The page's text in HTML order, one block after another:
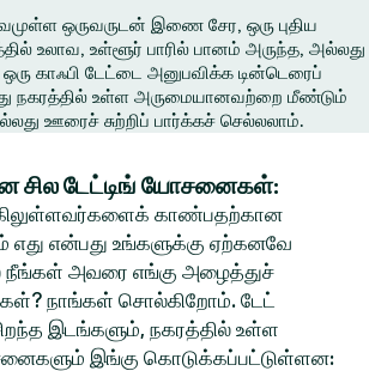
ஒருவருடன் இணை சேர, ஒரு புதிய
உலாவ, உள்ளூர் பாரில் பானம் அருந்த, அல்லது
காஃபி டேட்டை அனுபவிக்க டின்டெரைப்
நகரத்தில் உள்ள அருமையானவற்றை மீண்டும்
ஊரைச் சுற்றிப் பார்க்கச் செல்லலாம்.
சில டேட்டிங் யோசனைகள்:
காண்பதற்கான
என்பது உங்களுக்கு ஏற்கனவே
நீங்கள் அவரை எங்கு அழைத்துச்
நாங்கள் சொல்கிறோம். டேட்
இடங்களும், நகரத்தில் உள்ள
இங்கு கொடுக்கப்பட்டுள்ளன: